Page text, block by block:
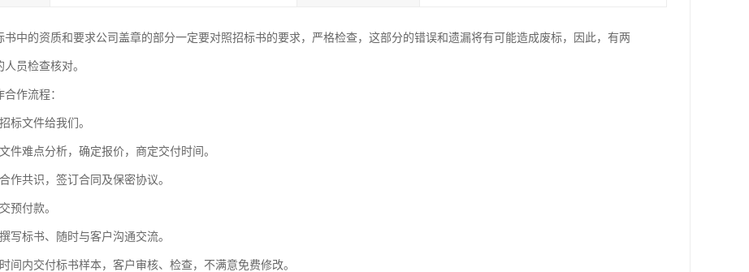
书中的资质和要求公司盖章的部分一定要对照招标书的要求，严格检查，这部分的错误和遗漏将有可能造成废标，因此，有两
员检查核对。
作流程：
标文件给我们。
件难点分析，确定报价，商定交付时间。
作共识，签订合同及保密协议。
预付款。
写标书、随时与客户沟通交流。
间内交付标书样本，客户审核、检查，不满意免费修改。